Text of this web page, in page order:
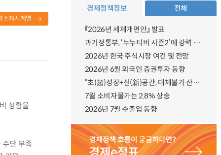
주제시계열
상황을
단 부족
경제정책정보 전체
『2026년 세제개편안』 발표
과기정통부, ‘누누티비 시즌2’에 강력 대응 의지 밝혀
2026년 한국 주식시장 여건 및 전망
2026년 6월 외국인 증권투자 동향
“초(超)성장+신(新)공간, 대체불가 산업강국”
7월 소비자물가는 2.8% 상승
2026년 7월 수출입 동향